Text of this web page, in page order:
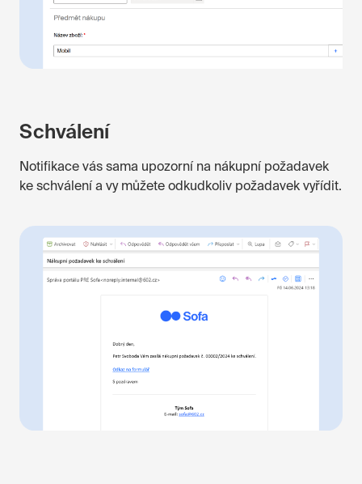
Schválení
Notifikace vás sama upozorní na nákupní požadavek
ke schválení a vy můžete odkudkoliv požadavek vyřídit.